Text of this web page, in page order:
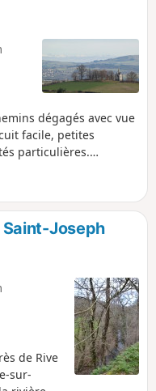
dégagés avec vue
facile, petites
particulières.
Saint-Joseph
de Rive
sur-